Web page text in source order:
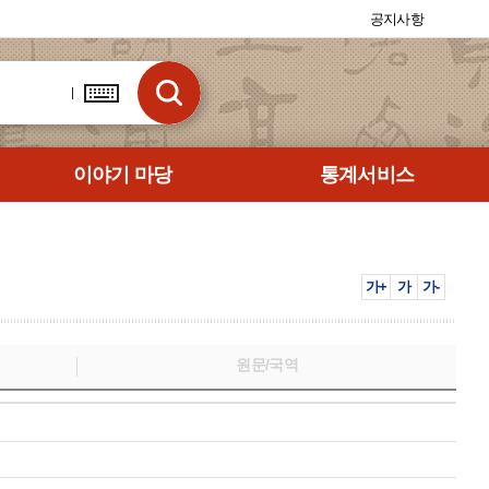
공지사항
이야기 마당 통계서비스
가+ 가 가-
원문/국역